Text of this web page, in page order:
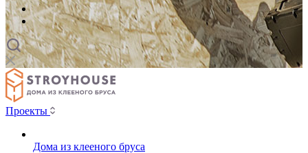
Проекты
Дома из клееного бруса